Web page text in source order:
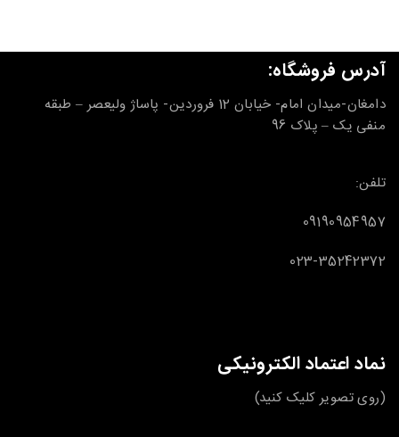
آدرس فروشگاه:
دامغان-میدان امام- خیابان 12 فروردین- پاساژ ولیعصر – طبقه
منفی یک – پلاک 96
تلفن:
09190954957
023-35242372
نماد اعتماد الکترونیکی
(روی تصویر کلیک کنید)